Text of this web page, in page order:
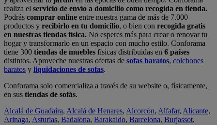
Lleida,Los Barrios,Madrid, Majadahonda,Málaga,Murcia,
Orotava,Palma, Pamplona,Rivas,Sabadell ,Sagunto, Salt, Girona
San Sebastian,Sant Boi, Santander,Santiago de Compostela,
Sevilla,Tamaraceite,Terrassa, Viana,Vilanova i la Geltrú,Zaragoza
Ver más >>
© Conforama Términos y Condiciones Política de privacidad
Política de cookies Configuración de Cookies